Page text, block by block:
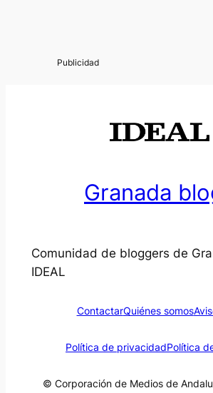
Granada
Comunidad de bloggers de
IDEAL
ContactarQuiénes somos
Política de privacidadPolítica
© Corporación de Medios de